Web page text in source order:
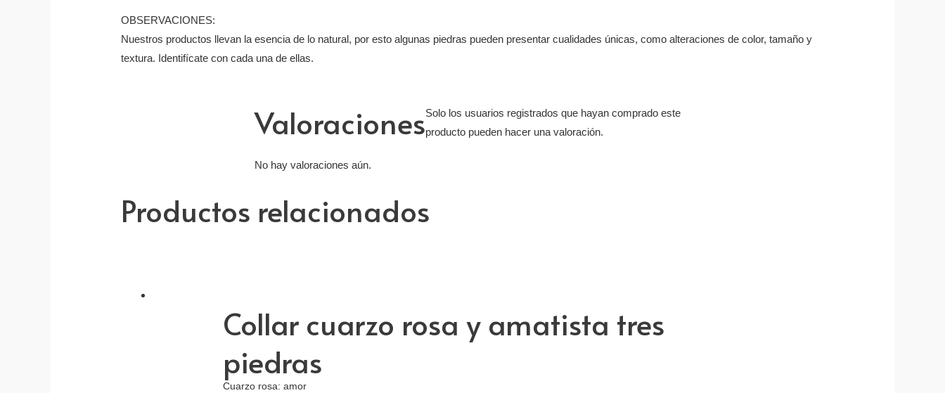
OBSERVACIONES:
Nuestros productos llevan la esencia de lo natural, por esto algunas piedras pueden presentar cualidades únicas, como alteraciones de color, tamaño y
textura. Identifícate con cada una de ellas.
Valoraciones
No hay valoraciones aún.
Solo los usuarios registrados que hayan comprado este
producto pueden hacer una valoración.
Productos relacionados
Collar cuarzo rosa y amatista tres
piedras
Cuarzo rosa: amor